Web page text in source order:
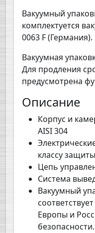
Вакуумный
комплектуется
0063 F (Германия).
Вакуумная
Для продления
предусмотрена
Описание
Корпус и
AISI 304
классу
Цепь
Система
Вакуумный
Европы и
безопасности.